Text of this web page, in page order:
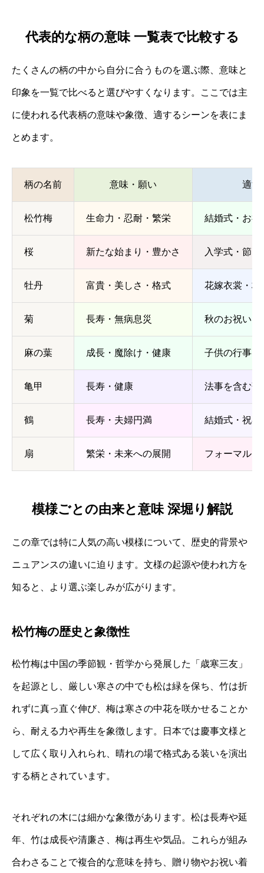
代表的な柄の意味 一覧表で比較する
たくさんの柄の中から自分に合うものを選ぶ際、意味と
印象を一覧で比べると選びやすくなります。ここでは主
に使われる代表柄の意味や象徴、適するシーンを表にま
とめます。
柄の名前 意味・願い 適す
松竹梅 生命力・忍耐・繁栄 結婚式・お祝
桜 新たな始まり・豊かさ 入学式・節
牡丹 富貴・美しさ・格式 花嫁衣裳・格
菊 長寿・無病息災 秋のお祝い・
麻の葉 成長・魔除け・健康 子供の行事・
亀甲 長寿・健康 法事を含む落
鶴 長寿・夫婦円満 結婚式・祝宴
扇 繁栄・未来への展開 フォーマル・
模様ごとの由来と意味 深堀り解説
この章では特に人気の高い模様について、歴史的背景や
ニュアンスの違いに迫ります。文様の起源や使われ方を
知ると、より選ぶ楽しみが広がります。
松竹梅の歴史と象徴性
松竹梅は中国の季節観・哲学から発展した「歳寒三友」
を起源とし、厳しい寒さの中でも松は緑を保ち、竹は折
れずに真っ直ぐ伸び、梅は寒さの中花を咲かせることか
ら、耐える力や再生を象徴します。日本では慶事文様と
して広く取り入れられ、晴れの場で格式ある装いを演出
する柄とされています。
それぞれの木には細かな象徴があります。松は長寿や延
年、竹は成長や清廉さ、梅は再生や気品。これらが組み
合わさることで複合的な意味を持ち、贈り物やお祝い着